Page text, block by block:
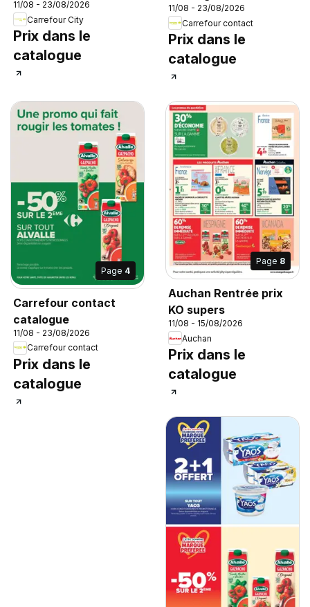
11/08 - 23/08/2026
Carrefour City
Prix dans le
catalogue
11/08 - 23/08/2026
Carrefour contact
Prix dans le
catalogue
Page 4
Carrefour contact
catalogue
11/08 - 23/08/2026
Carrefour contact
Prix dans le
catalogue
Page 8
Auchan Rentrée prix
KO supers
11/08 - 15/08/2026
Auchan
Prix dans le
catalogue